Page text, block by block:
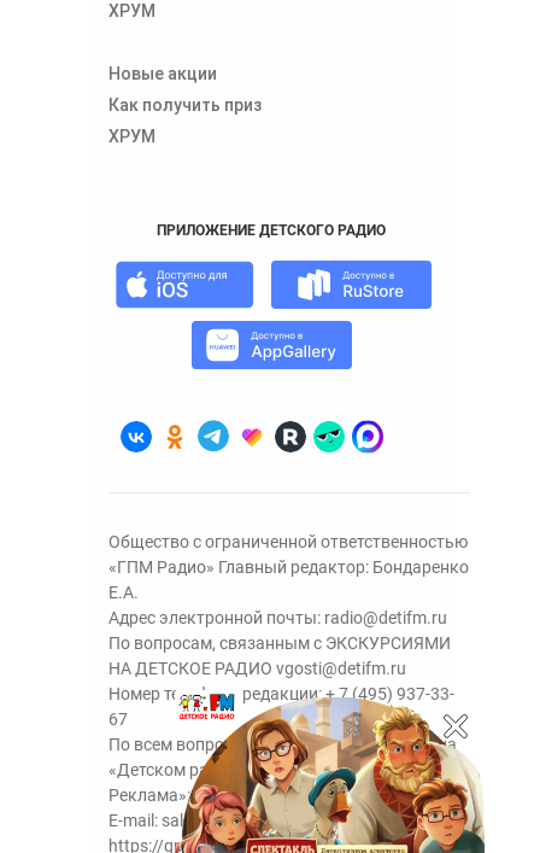
ХРУМ
Новые акции
Как получить приз
ХРУМ
ПРИЛОЖЕНИЕ ДЕТСКОГО РАДИО
Общество с ограниченной ответственностью
«ГПМ Радио» Главный редактор: Бондаренко
Е.А.
Адрес электронной почты: radio@detifm.ru
По вопросам, связанным с ЭКСКУРСИЯМИ
НА ДЕТСКОЕ РАДИО vgosti@detifm.ru
Номер телефона редакции:+ 7 (495) 937-33-
67
По всем вопросам размещения рекламы на
«Детском радио» - сейлз-хаус «ГПМ
Реклама»:+7 (495) 921-40-41
E-mail: sales@gazprom-media.ru
https://gpmsaleshouse.ru/